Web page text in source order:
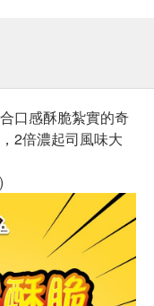
口感酥脆紮實的奇
2倍濃起司風味大